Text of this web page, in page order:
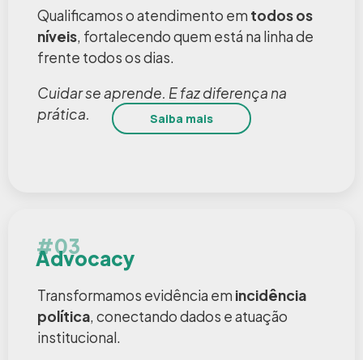
Qualificamos o atendimento em todos os
níveis, fortalecendo quem está na linha de
frente todos os dias.
Cuidar se aprende. E faz diferença na
prática.
Saiba mais
#03
Advocacy
Transformamos evidência em incidência
política, conectando dados e atuação
institucional.